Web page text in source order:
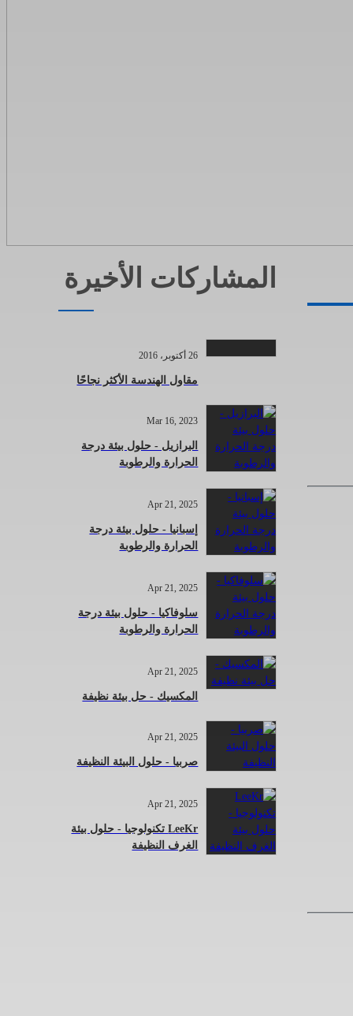
المشاركات الأخيرة
26 أكتوبر، 2016
مقاول الهندسة الأكثر نجاحًا
Mar 16, 2023
البرازيل - حلول بيئة درجة
الحرارة والرطوبة
Apr 21, 2025
إسبانيا - حلول بيئة درجة
الحرارة والرطوبة
Apr 21, 2025
سلوفاكيا - حلول بيئة درجة
الحرارة والرطوبة
Apr 21, 2025
المكسيك - حل بيئة نظيفة
Apr 21, 2025
صربيا - حلول البيئة النظيفة
Apr 21, 2025
LeeKr تكنولوجيا - حلول بيئة
الغرف النظيفة